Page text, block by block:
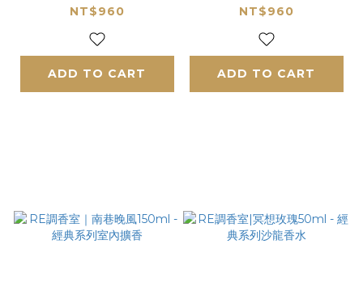
室內擴香
NT$960
ADD TO CART
列室內擴香
NT$960
ADD TO CART